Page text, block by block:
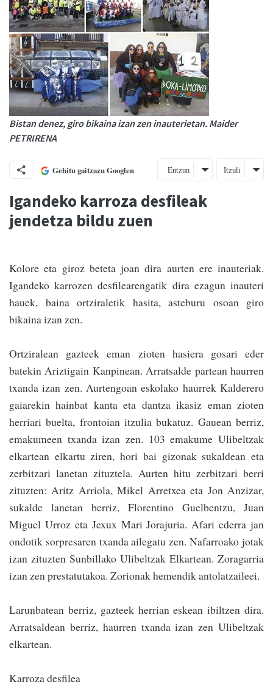
Bistan denez, giro bikaina izan zen inauterietan. Maider
PETRIRENA
Gehitu gaitzazu Googlen Entzun Itzuli
Igandeko karroza desfileak
jendetza bildu zuen
Kolore eta giroz beteta joan dira aurten ere inauteriak.
Igandeko karrozen desfilearengatik dira ezagun inauteri
hauek, baina ortziraletik hasita, asteburu osoan giro
bikaina izan zen.
Ortziralean gazteek eman zioten hasiera gosari eder
batekin Ariztigain Kanpinean. Arra­tsalde partean haurren
txanda izan zen. Aurtengoan eskolako hau­rrek Kalderero
gaiarekin hainbat kanta eta dantza ikasiz eman zioten
herriari buelta, frontoian itzulia bukatuz. Gauean berriz,
emakumeen txanda izan zen. 103 emakume Ulibel­tzak
elkartean elkartu ziren, hori bai gizonak sukaldean eta
zerbitzari lanetan zituztela. Aurten hitu zerbitzari berri
zituzten: Aritz Arriola, Mikel Arretxea eta Jon Anzizar,
sukalde lanetan berriz, Florentino Guelbentzu, Juan
Miguel Urroz eta Jexux Mari Jorajuria. Afari ederra jan
ondotik sor­presaren txanda ailegatu zen. Nafarroako jotak
izan zituzten Sunbillako Ulibeltzak Elkartean. Zoragarria
izan zen prestatutakoa. Zorionak hemendik antolatzaileei.
Larunbatean berriz, gazteek herrian eskean ibiltzen dira.
Arratsaldean berriz, haurren txanda izan zen Ulibeltzak
elkartean.
Karroza desfilea